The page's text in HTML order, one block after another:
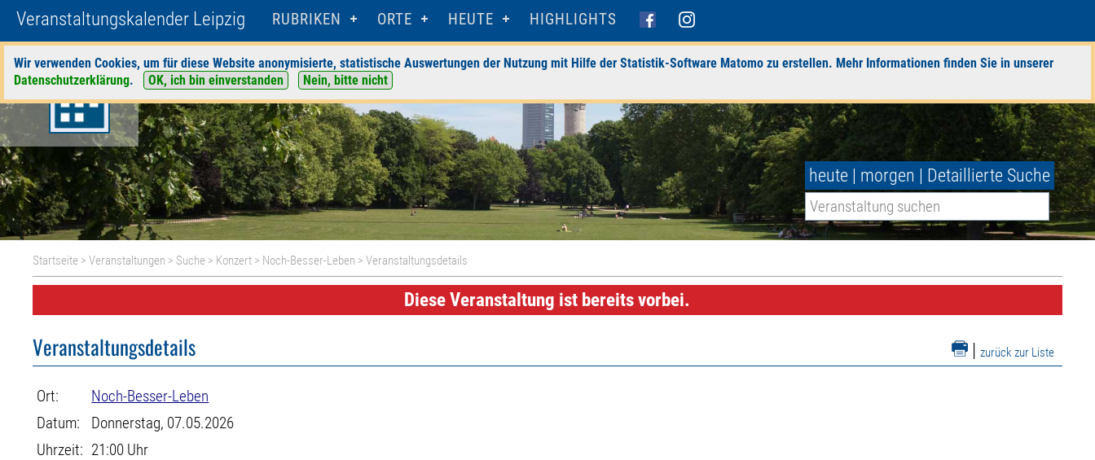
Veranstaltungskalender Leipzig RUBRIKEN ORTE HEUTE HIGHLIGHTS
Wir verwenden Cookies, um für diese Website anonymisierte, statistische Auswertungen der Nutzung mit Hilfe der Statistik-Software Matomo zu erstellen. Mehr Informationen finden Sie in unserer
Datenschutzerklärung. OK, ich bin einverstanden Nein, bitte nicht
heute | morgen | Detaillierte Suche
Startseite >Veranstaltungen > Suche > Konzert > Noch-Besser-Leben > Veranstaltungsdetails
Diese Veranstaltung ist bereits vorbei.
| zurück zur Liste
Veranstaltungsdetails
Ort:
Noch-Besser-Leben
Datum:
Donnerstag, 07.05.2026
Uhrzeit: 21:00 Uhr